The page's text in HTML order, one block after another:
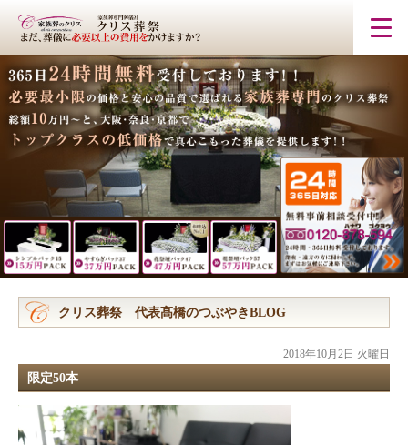
クリス葬祭 代表髙橋のつぶやきBLOG
2018年10月2日 火曜日
限定50本